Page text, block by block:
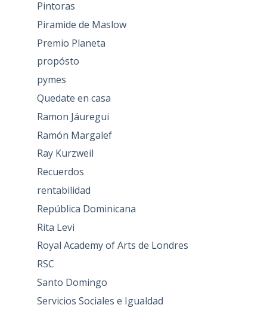
Pintoras
Piramide de Maslow
Premio Planeta
propósto
pymes
Quedate en casa
Ramon Jáuregui
Ramón Margalef
Ray Kurzweil
Recuerdos
rentabilidad
República Dominicana
Rita Levi
Royal Academy of Arts de Londres
RSC
Santo Domingo
Servicios Sociales e Igualdad